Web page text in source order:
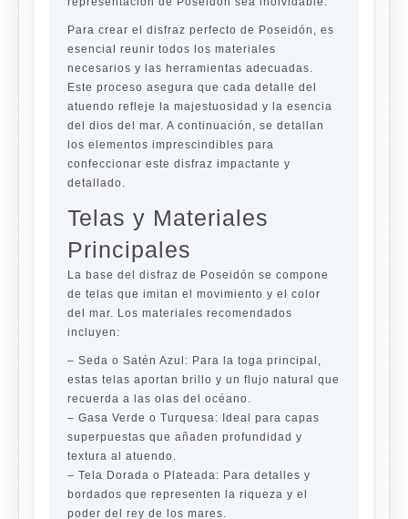
Para crear el disfraz perfecto de Poseidón, es
esencial reunir todos los materiales
necesarios y las herramientas adecuadas.
Este proceso asegura que cada detalle del
atuendo refleje la majestuosidad y la esencia
del dios del mar. A continuación, se detallan
los elementos imprescindibles para
confeccionar este disfraz impactante y
detallado.
Telas y Materiales
Principales
La base del disfraz de Poseidón se compone
de telas que imitan el movimiento y el color
del mar. Los materiales recomendados
incluyen:
– Seda o Satén Azul: Para la toga principal,
estas telas aportan brillo y un flujo natural que
recuerda a las olas del océano.
– Gasa Verde o Turquesa: Ideal para capas
superpuestas que añaden profundidad y
textura al atuendo.
– Tela Dorada o Plateada: Para detalles y
bordados que representen la riqueza y el
poder del rey de los mares.